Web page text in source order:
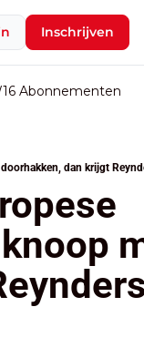
Inschrijven
België
Abonnementen
dan krijgt